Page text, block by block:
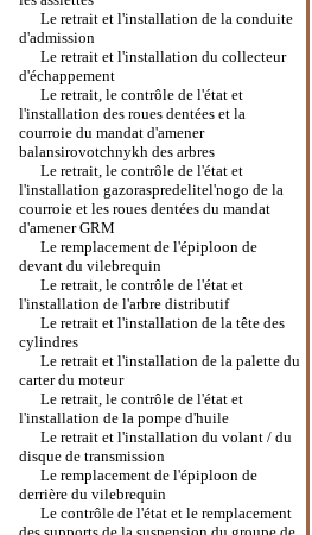
Le retrait et l'installation de la conduite
d'admission
Le retrait et l'installation du collecteur
d'échappement
Le retrait, le contrôle de l'état et
l'installation des roues dentées et la
courroie du mandat d'amener
balansirovotchnykh des arbres
Le retrait, le contrôle de l'état et
l'installation gazoraspredelitel'nogo de la
courroie et les roues dentées du mandat
d'amener GRM
Le remplacement de l'épiploon de
devant du vilebrequin
Le retrait, le contrôle de l'état et
l'installation de l'arbre distributif
Le retrait et l'installation de la tête des
cylindres
Le retrait et l'installation de la palette du
carter du moteur
Le retrait, le contrôle de l'état et
l'installation de la pompe d'huile
Le retrait et l'installation du volant / du
disque de transmission
Le remplacement de l'épiploon de
derrière du vilebrequin
Le contrôle de l'état et le remplacement